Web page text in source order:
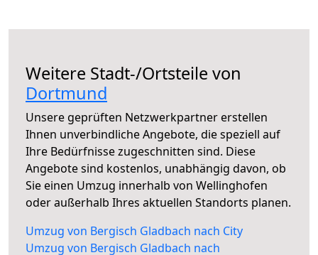
Weitere Stadt-/Ortsteile von
Dortmund
Unsere geprüften Netzwerkpartner erstellen
Ihnen unverbindliche Angebote, die speziell auf
Ihre Bedürfnisse zugeschnitten sind. Diese
Angebote sind kostenlos, unabhängig davon, ob
Sie einen Umzug innerhalb von Wellinghofen
oder außerhalb Ihres aktuellen Standorts planen.
Umzug von Bergisch Gladbach nach City
Umzug von Bergisch Gladbach nach